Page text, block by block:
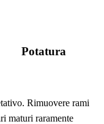
Potatura
Rimuovere rami
maturi raramente